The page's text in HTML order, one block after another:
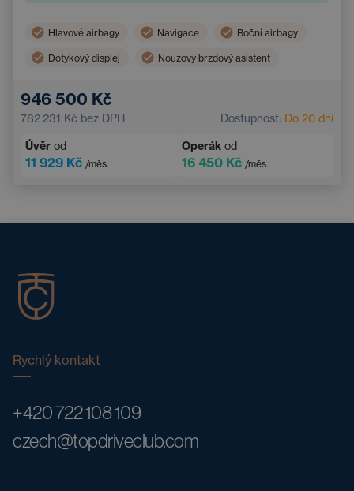
Hlavové airbagy Navigace Boční airbagy
Dotykový displej Nouzový brzdový asistent
Systém rozpoznávání únavy
946 500 Kč
782 231 Kč bez DPH Dostupnost: Do 20 dní
Úvěr od
11 929 Kč /měs.
Operák od
16 450 Kč /měs.
Rychlý kontakt
+420 722 108 109
czech@topdriveclub.com